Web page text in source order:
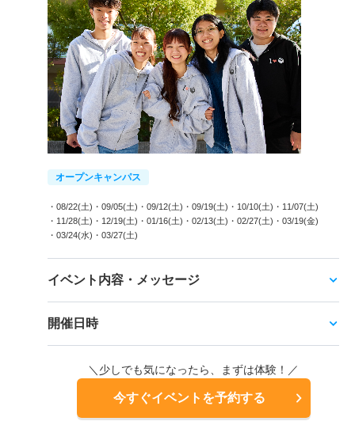
オープンキャンパス
・08/22(土) ・09/05(土) ・09/12(土) ・09/19(土) ・10/10(土) ・11/07(土)
・11/28(土) ・12/19(土) ・01/16(土) ・02/13(土) ・02/27(土) ・03/19(金)
・03/24(水) ・03/27(土)
イベント内容・メッセージ
開催日時
＼少しでも気になったら、まずは体験！／
今すぐイベントを予約する